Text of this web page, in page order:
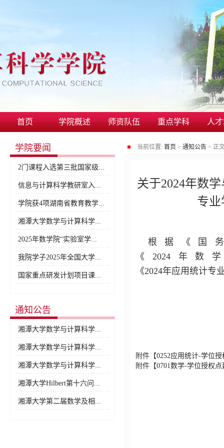
首页 学院概述 师资队伍 重点学科 人
学院要闻
2门课程入选第三批国家级...
信息与计算科学教研室入...
学院获4项湖南省教育教学...
湘潭大学数学与计算科学...
2025年数学院“实验室学...
我院学子2025年全国大学...
国家重点研发计划项目课...
通知公告
湘潭大学数学与计算科学...
湘潭大学数学与计算科学...
湘潭大学数学与计算科学...
湘潭大学Hilbert第十六问...
湘潭大学第二届数学及相...
当前位置: 首页 > 通知公告 > 正
关于2024年数
专
根据《国
《 2024年数学
《2024年应用统计专
附件【0252应用统计-学位
附件【0701数学-学位授权